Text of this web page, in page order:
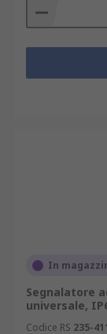
In
Segnalatore
universale,
Codice RS 235-